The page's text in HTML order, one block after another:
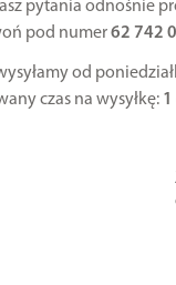
pytania odnośnie
pod numer62 742
od
czas na wysyłkę: 1